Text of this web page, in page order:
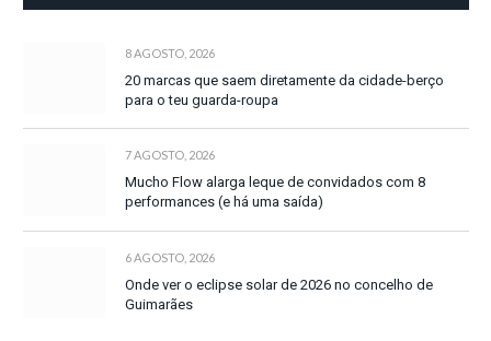
8 AGOSTO, 2026
20 marcas que saem diretamente da cidade-berço
para o teu guarda-roupa
7 AGOSTO, 2026
Mucho Flow alarga leque de convidados com 8
performances (e há uma saída)
6 AGOSTO, 2026
Onde ver o eclipse solar de 2026 no concelho de
Guimarães